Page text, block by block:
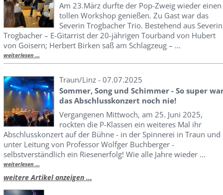
Am 23.März durfte der Pop-Zweig wieder einen
tollen Workshop genießen. Zu Gast war das
Severin Trogbacher Trio. Bestehend aus Severin
Trogbacher – E-Gitarrist der 20-jährigen Tourband von Hubert
von Goisern; Herbert Birken saß am Schlagzeug – ...
weiterlesen ...
Traun/Linz - 07.07.2025
Sommer, Song und Schimmer - So super
das Abschlusskonzert noch nie!
Vergangenen Mittwoch, am 25. Juni 2025,
rockten die P-Klassen ein weiteres Mal ihr
Abschlusskonzert auf der Bühne - in der Spinnerei in Traun und
unter Leitung von Professor Wolfger Buchberger -
selbstverständlich ein Riesenerfolg! Wie alle Jahre wieder ...
weiterlesen ...
weitere Artikel anzeigen ...